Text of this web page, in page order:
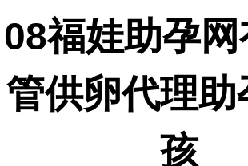
08福娃助孕
管供卵代理助
孩